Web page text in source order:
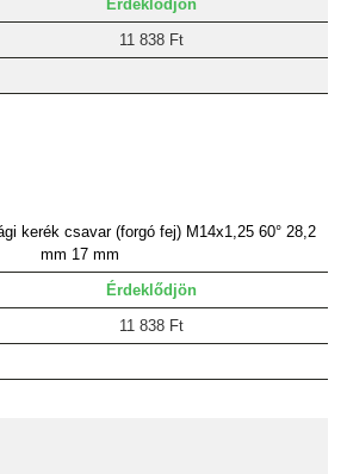
Érdeklődjön
11 838 Ft
kerék csavar (forgó fej) M14x1,25 60° 28,2
mm 17 mm
Érdeklődjön
11 838 Ft